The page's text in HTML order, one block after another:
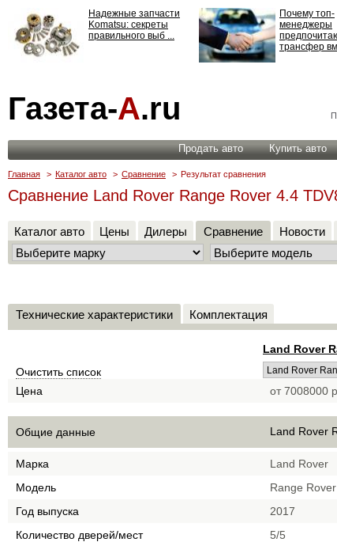
Надежные запчасти
Komatsu: секреты
правильного выб ...
Почему топ-
менеджеры
трансфер
ответственности: все,
что нужно знать ...
Газета-А.ru
Продать авто Купить авто
Главная > Каталог авто > Сравнение > Результат сравнения
Сравнение Land Rover Range Rover 4.4
Каталог авто Цены Дилеры Сравнение Новости
Технические характеристики Комплектация
Очистить список
Land Rover
Цена от 7008000
Общие данные Land Rover
Марка Land Rover
Модель
Range
Год выпуска
2017
Количество дверей/мест
5/5